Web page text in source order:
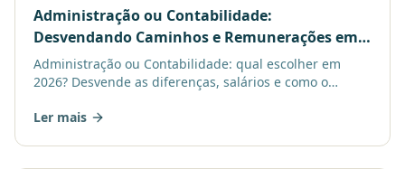
Administração ou Contabilidade:
Desvendando Caminhos e Remunerações em
2026
Administração ou Contabilidade: qual escolher em
2026? Desvende as diferenças, salários e como o
Ler mais